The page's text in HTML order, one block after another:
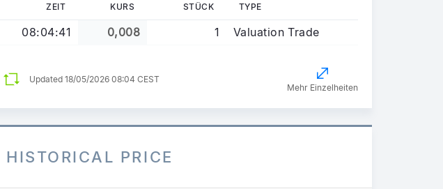
ZEIT KURS STÜCK TYPE
08:04:41 0,008 1 Valuation Trade
Updated 18/05/2026 08:04 CEST
Mehr Einzelheiten
HISTORICAL PRICE